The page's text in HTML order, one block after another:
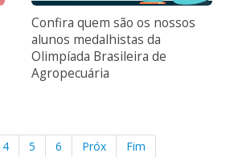
Confira quem são os nossos
alunos medalhistas da
Olimpíada Brasileira de
Agropecuária
4 5 6 Próx Fim